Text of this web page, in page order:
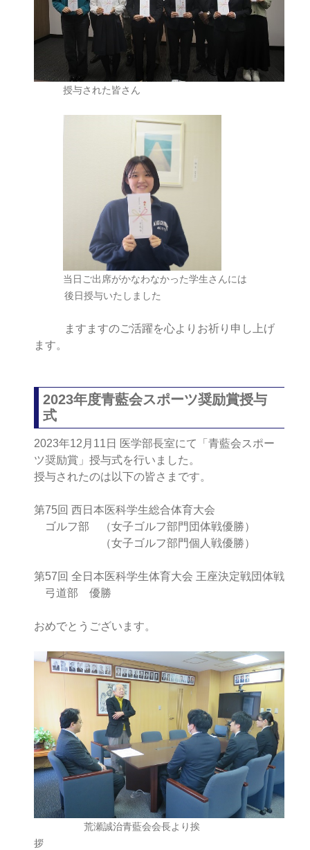
授与された皆さん
当日ご出席がかなわなかった学生さんには
後日授与いたしました
ますますのご活躍を心よりお祈り申し上げ
ます。
2023年度青藍会スポーツ奨励賞授与
式
2023年12月11日 医学部長室にて「青藍会スポー
ツ奨励賞」授与式を行いました。
授与されたのは以下の皆さまです。
第75回 西日本医科学生総合体育大会
ゴルフ部 （女子ゴルフ部門団体戦優勝）
（女子ゴルフ部門個人戦優勝）
第57回 全日本医科学生体育大会 王座決定戦団体戦
弓道部 優勝
おめでとうございます。
荒瀬誠治青藍会会長より挨
拶